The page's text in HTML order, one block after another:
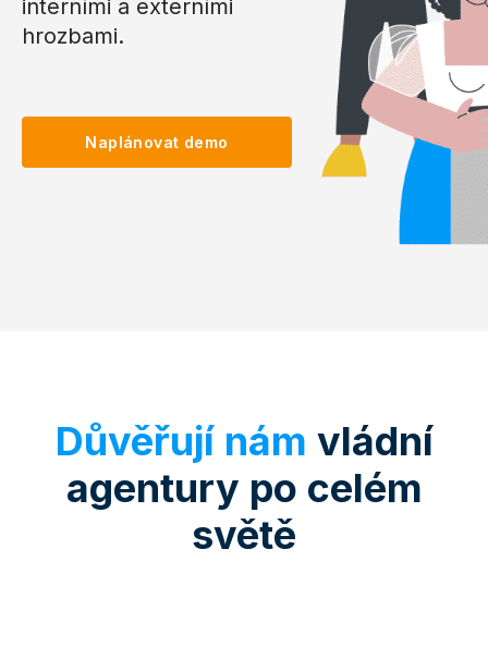
interními a externími
hrozbami.
Naplánovat demo
Důvěřují nám vládní
agentury po celém
světě